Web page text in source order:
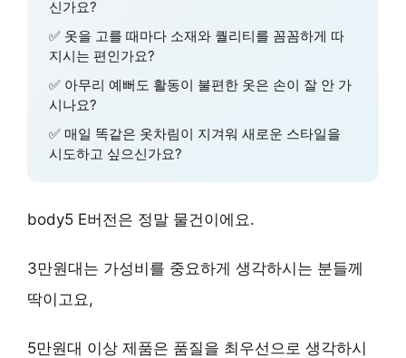
신가요?
✅ 옷을 고를 때마다 소재와 퀄리티를 꼼꼼하게 따
지시는 편인가요?
✅ 아무리 예뻐도 활동이 불편한 옷은 손이 잘 안 가
시나요?
✅ 매일 똑같은 옷차림이 지겨워 새로운 스타일을
시도하고 싶으신가요?
body5 E버전은 정말 물건이에요.
3만원대는 가성비를 중요하게 생각하시는 분들께
딱이고요,
5만원대 이상 제품은 품질을 최우선으로 생각하시